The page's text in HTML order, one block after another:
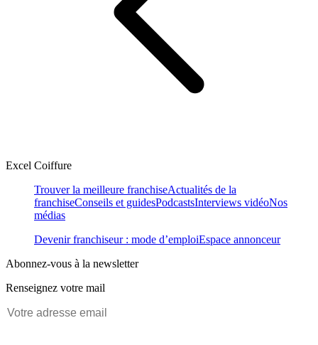
Excel Coiffure
Trouver la meilleure franchiseActualités de la
franchiseConseils et guidesPodcastsInterviews vidéoNos
médias
Devenir franchiseur : mode d’emploiEspace annonceur
Abonnez-vous à la newsletter
Renseignez votre mail